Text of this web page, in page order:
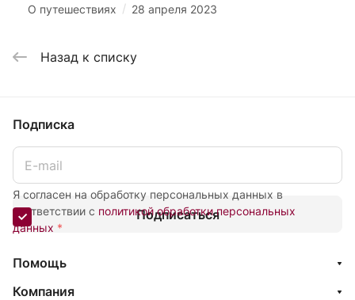
О путешествиях / 28 апреля 2023
Назад к списку
Подписка
Я согласен на обработку персональных данных в
соответствии с политикой обработки персональных
данных *
Подписаться
Помощь
Компания